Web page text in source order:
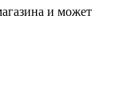
и может